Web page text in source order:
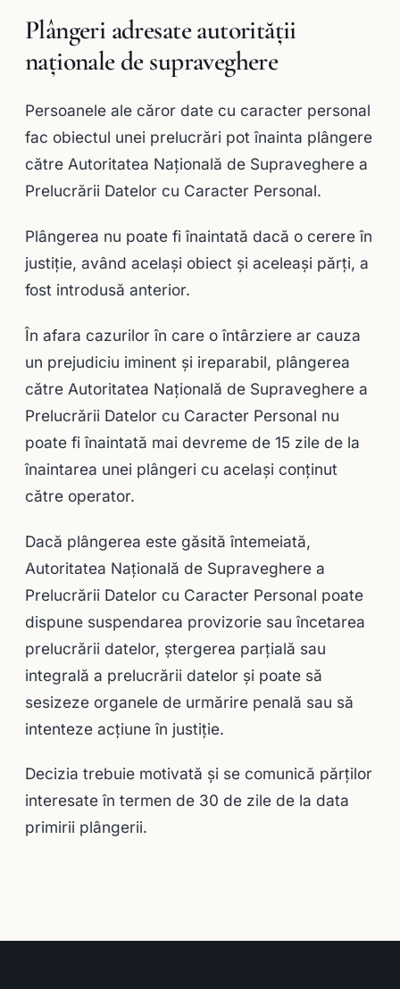
Plângeri adresate autorităţii
naţionale de supraveghere
Persoanele ale căror date cu caracter personal
fac obiectul unei prelucrări pot înainta plângere
către Autoritatea Naţională de Supraveghere a
Prelucrării Datelor cu Caracter Personal.
Plângerea nu poate fi înaintată dacă o cerere în
justiţie, având acelaşi obiect şi aceleaşi părţi, a
fost introdusă anterior.
În afara cazurilor în care o întârziere ar cauza
un prejudiciu iminent şi ireparabil, plângerea
către Autoritatea Naţională de Supraveghere a
Prelucrării Datelor cu Caracter Personal nu
poate fi înaintată mai devreme de 15 zile de la
înaintarea unei plângeri cu acelaşi conţinut
către operator.
Dacă plângerea este găsită întemeiată,
Autoritatea Naţională de Supraveghere a
Prelucrării Datelor cu Caracter Personal poate
dispune suspendarea provizorie sau încetarea
prelucrării datelor, ştergerea parţială sau
integrală a prelucrării datelor şi poate să
sesizeze organele de urmărire penală sau să
intenteze acţiune în justiţie.
Decizia trebuie motivată şi se comunică părţilor
interesate în termen de 30 de zile de la data
primirii plângerii.